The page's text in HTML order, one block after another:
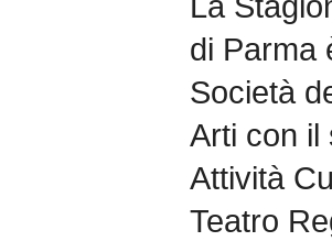
di Parma
Società
Arti con il
Attività
Teatro